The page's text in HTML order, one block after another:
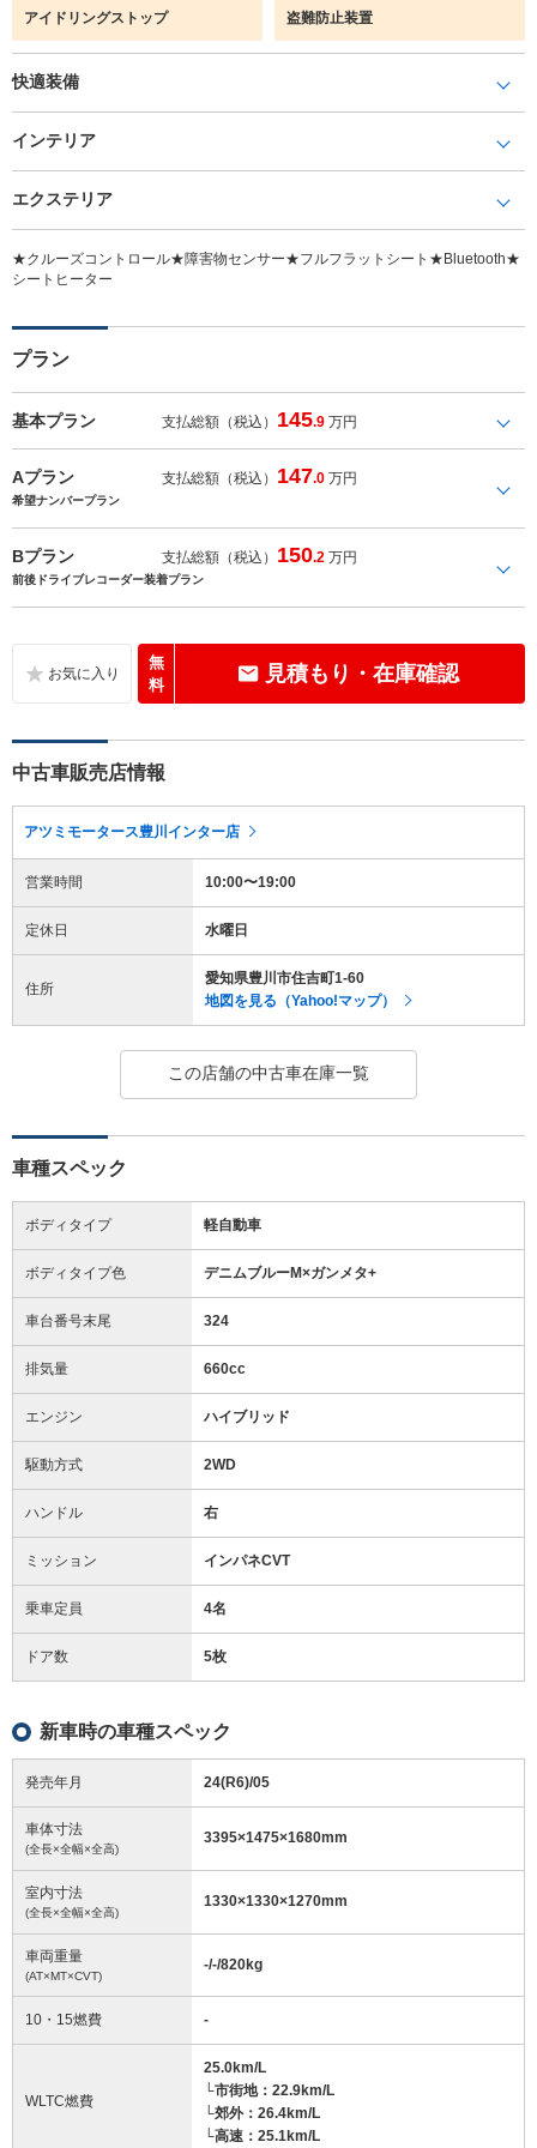
アイドリングストップ 盗難防止装置
快適装備
インテリア
エクステリア
★クルーズコントロール★障害物センサー★フルフラットシート★Bluetooth★
シートヒーター
プラン
基本プラン 支払総額（税込） 145.9 万円
Aプラン 支払総額（税込） 147.0 万円
希望ナンバープラン
Bプラン 支払総額（税込） 150.2 万円
前後ドライブレコーダー装着プラン
無
料
見積もり・在庫確認
中古車販売店情報
アツミモータース豊川インター店
営業時間 10:00〜19:00
定休日 水曜日
住所
愛知県豊川市住吉町1-60
地図を見る（Yahoo!マップ）
この店舗の中古車在庫一覧
車種スペック
ボディタイプ 軽自動車
ボディタイプ色 デニムブルーM×ガンメタ+
車台番号末尾 324
排気量 660cc
エンジン ハイブリッド
駆動方式 2WD
ハンドル 右
ミッション インパネCVT
乗車定員 4名
ドア数 5枚
新車時の車種スペック
発売年月 24(R6)/05
車体寸法
(全長×全幅×全高)
3395×1475×1680mm
室内寸法
(全長×全幅×全高)
1330×1330×1270mm
車両重量
(AT×MT×CVT)
-/-/820kg
10・15燃費 -
WLTC燃費
25.0km/L
└市街地：22.9km/L
└郊外：26.4km/L
└高速：25.1km/L